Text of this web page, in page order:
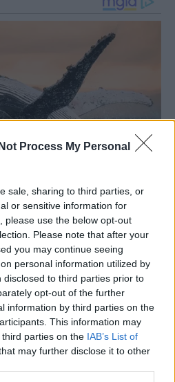
Process My Personal
sale, sharing to third parties, or
or sensitive information for
please use the below opt-out
Please note that after your
you may continue seeing
personal information utilized by
to third parties prior to
opt-out of the further
information by third parties on the
This information may
parties on the IAB’s List of
may further disclose it to other